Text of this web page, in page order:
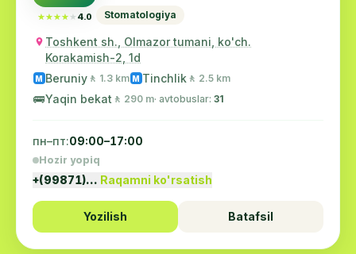
★★★★★
★★★★★ 4.0 Stomatologiya
Toshkent sh., Olmazor tumani, ko'ch.
Korakamish-2, 1d
M Beruniy 🚶 1.3 km M Tinchlik 🚶 2.5 km
🚌Yaqin bekat 🚶 290 m· avtobuslar: 31
пн–пт:09:00–17:00
Hozir yopiq
+(99871)… Raqamni ko'rsatish
Yozilish Batafsil